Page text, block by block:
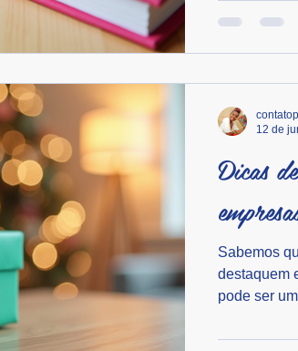
Dicas
Sabemos
destaquem
pode ser
12 de